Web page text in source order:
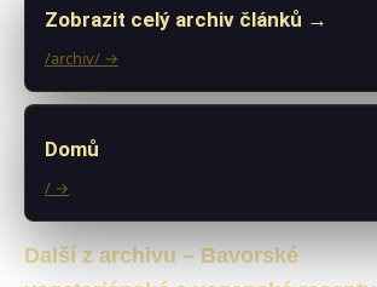
Zobrazit celý archiv článků →
/archiv/ →
Domů
/ →
Další z archivu – Bavorské